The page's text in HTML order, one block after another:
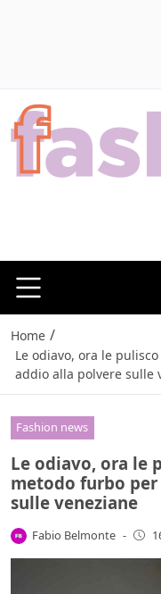
Home /
Le odiavo, ora le
addio alla polvere sulle
Fashion news
Le odiavo, ora le
metodo furbo
sulle veneziane
Fabio Belmonte -